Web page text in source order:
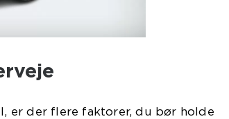
er der flere faktorer, du bør holde